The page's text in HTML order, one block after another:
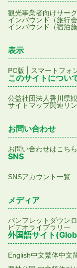
観光事業者向けサー
インバウンド（旅行会
インバウンド（宿泊
表示
PC版 スマートフォ
このサイトについ
公益社団法人香川県
サイトマップ関連リ
お問い合わせ
お問い合わせはこちら
SNS
SNSアカウント一覧
メディア
パンフレットダウン
ビデオライブラリー
外国語サイト
English中文繁体中文